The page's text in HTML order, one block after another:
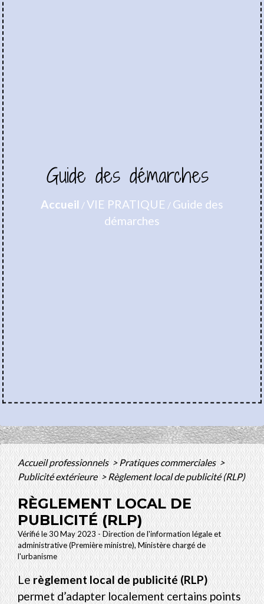
Guide des démarches
Accueil /VIE PRATIQUE / Guide des
démarches
Accueil professionnels>Pratiques commerciales>
Publicité extérieure > Règlement local de publicité (RLP)
RÈGLEMENT LOCAL DE
PUBLICITÉ (RLP)
Vérifié le 30 May 2023 - Direction de l'information légale et
administrative (Première ministre), Ministère chargé de
l'urbanisme
Lerèglement local de publicité (RLP)
permet d’adapter localement certains points